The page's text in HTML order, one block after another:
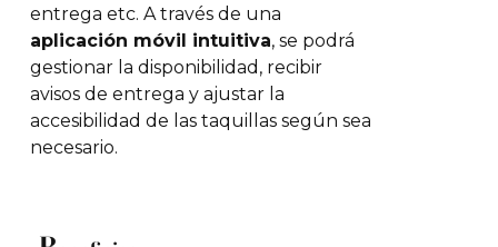
entrega etc. A través de una
aplicación móvil intuitiva, se podrá
gestionar la disponibilidad, recibir
avisos de entrega y ajustar la
accesibilidad de las taquillas según sea
necesario.